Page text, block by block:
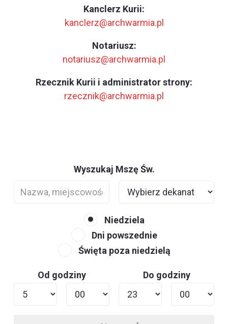
Kanclerz Kurii:
kanclerz@archwarmia.pl
Notariusz:
notariusz@archwarmia.pl
Rzecznik Kurii i administrator strony:
rzecznik@archwarmia.pl
Wyszukaj Mszę Św.
Niedziela
Dni powszednie
Święta poza niedzielą
Od godziny Do godziny